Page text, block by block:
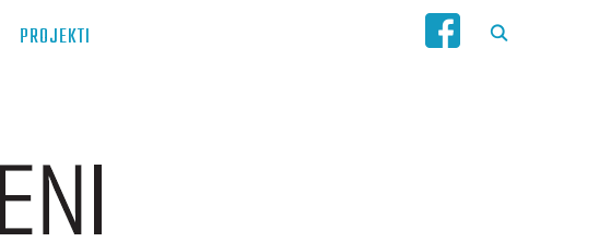
PROJEKTI